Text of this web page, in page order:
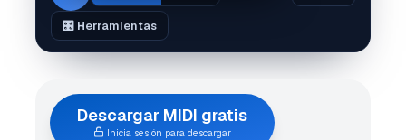
🎛️ Herramientas
Descargar MIDI gratis
Inicia sesión para descargar